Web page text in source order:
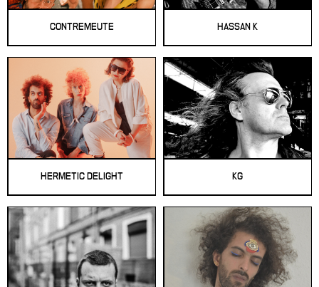
CONTREMEUTE HASSAN K
HERMETIC DELIGHT KG